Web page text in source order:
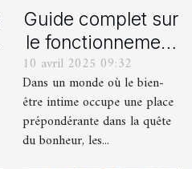
Guide complet sur
le fonctionnement
des stimulants
sexuels
10 avril 2025 09:32
Dans un monde où le bien-
être intime occupe une place
prépondérante dans la quête
du bonheur, les...